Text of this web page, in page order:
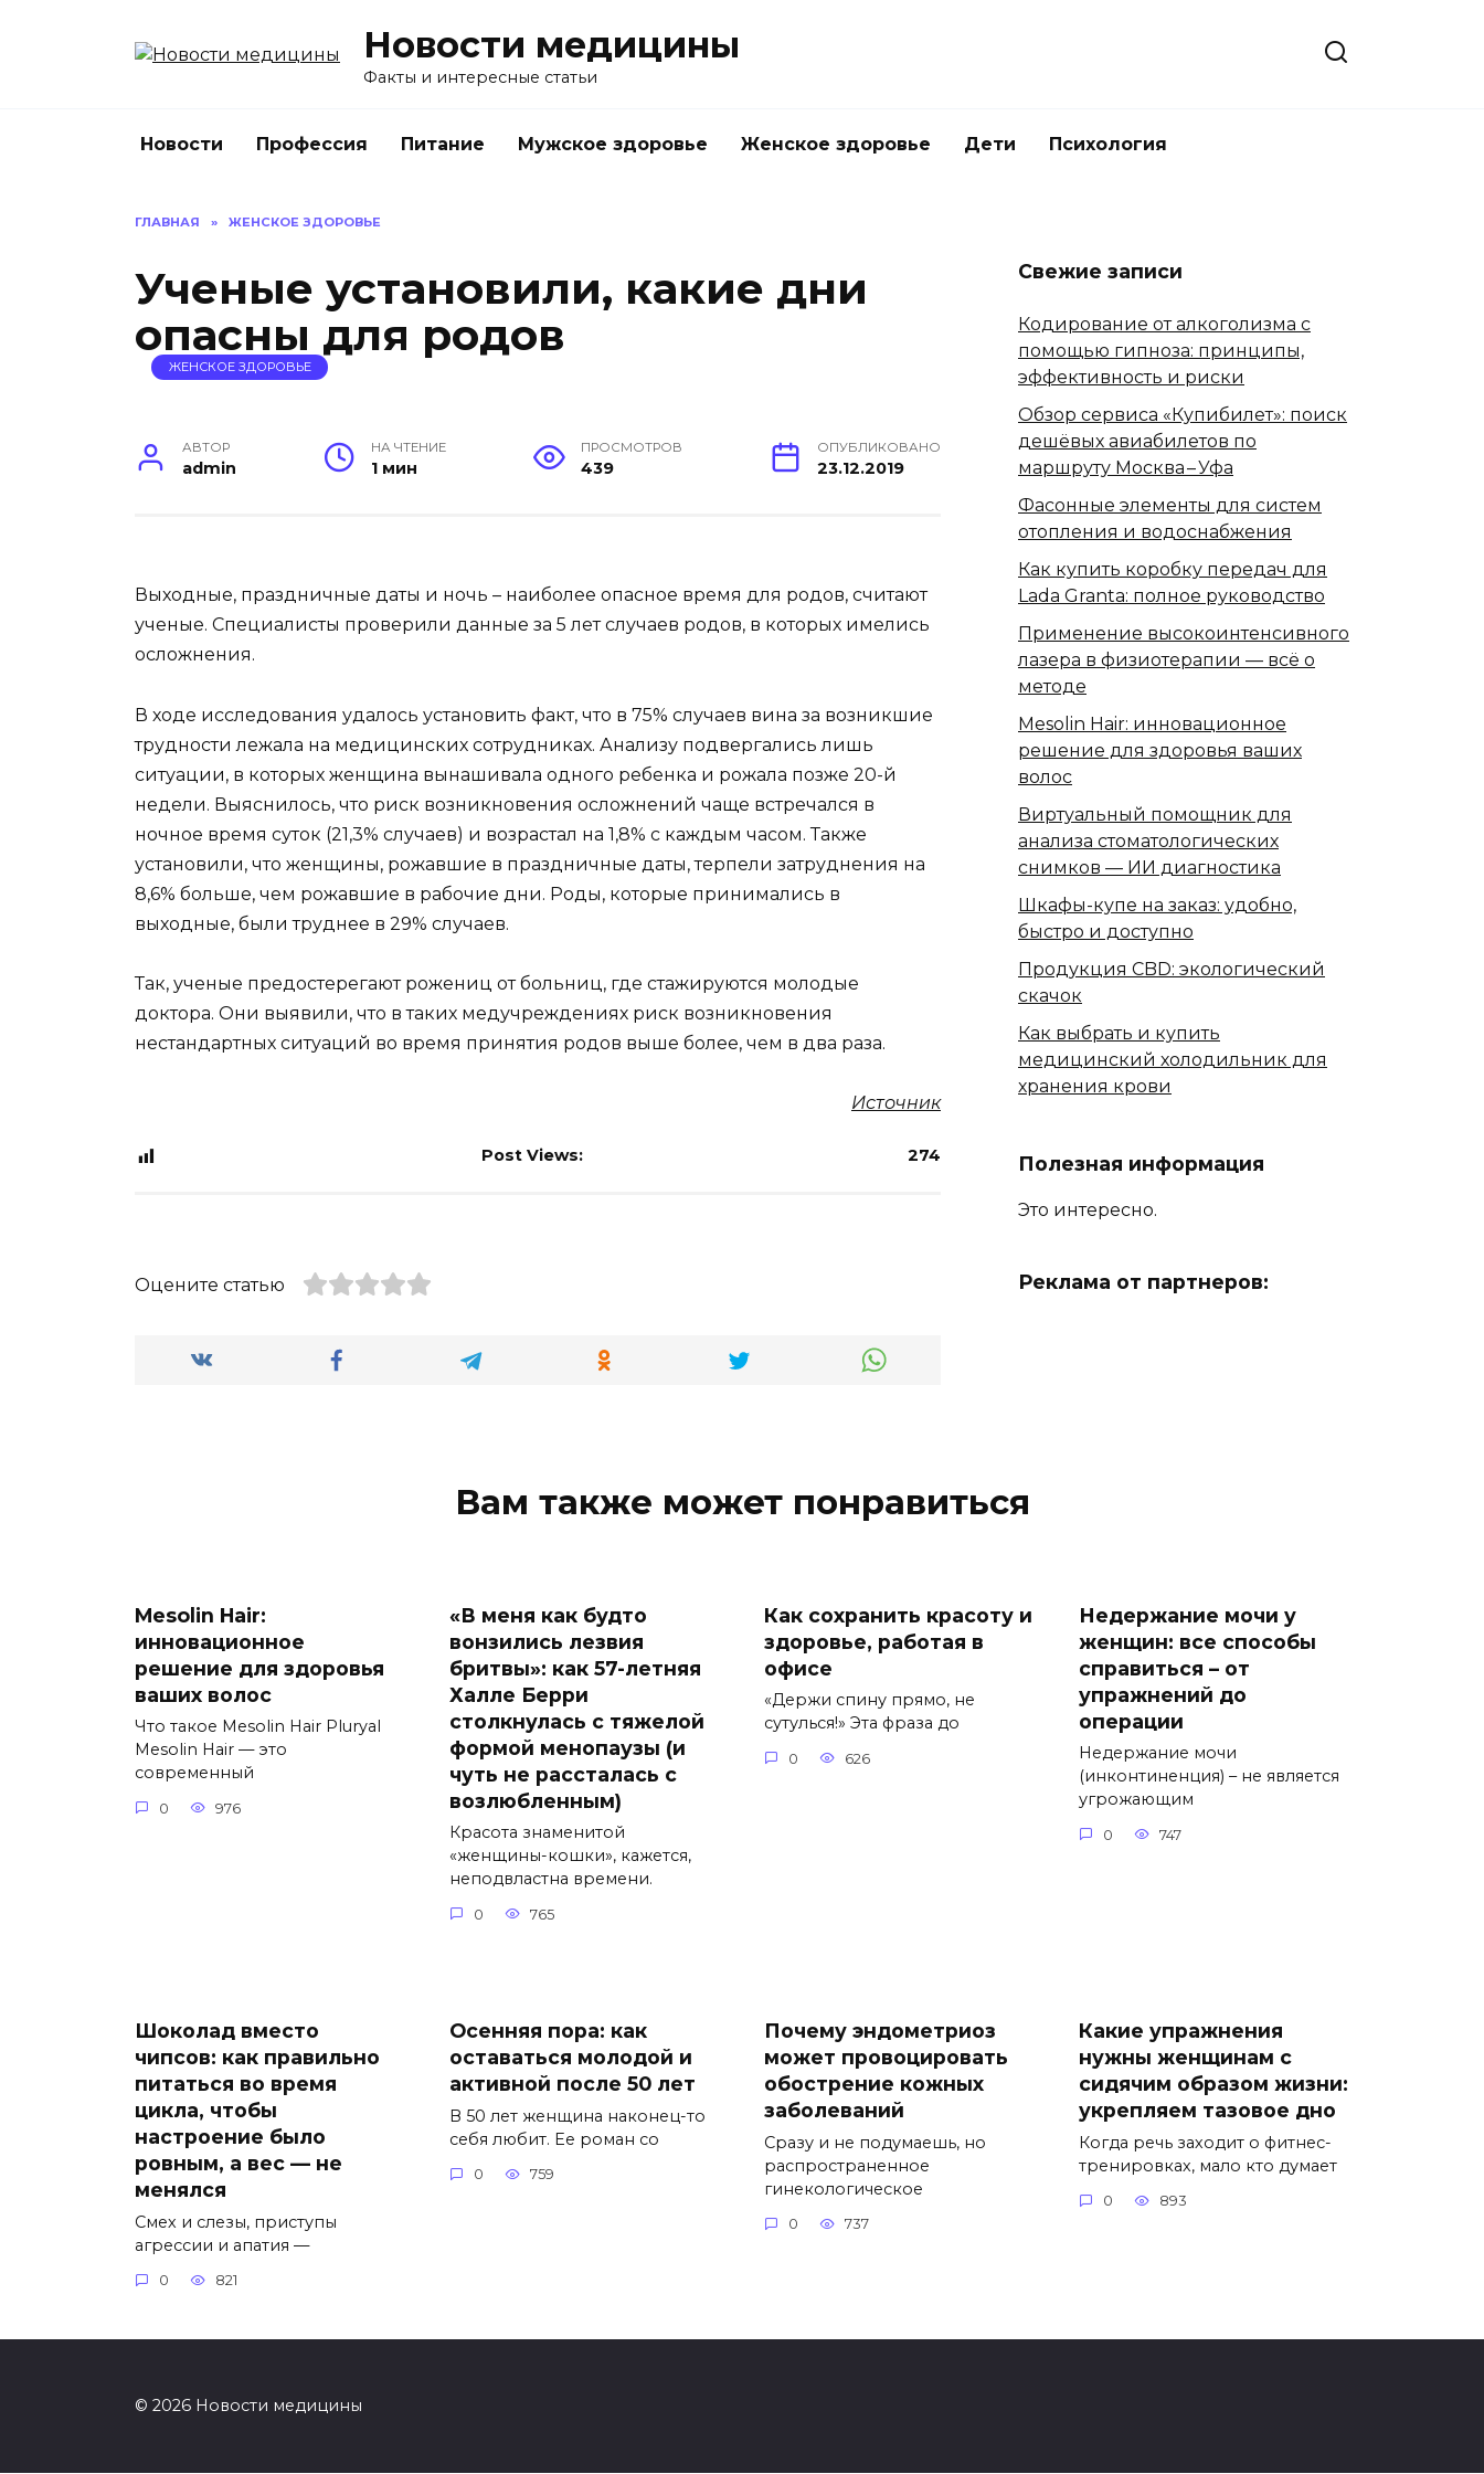
Новости медицины
Факты и интересные статьи
Новости Профессия Питание Мужское здоровье Женское здоровье Дети Психология
ГЛАВНАЯ » ЖЕНСКОЕ ЗДОРОВЬЕ
Ученые установили, какие дни
опасны для родов
ЖЕНСКОЕ ЗДОРОВЬЕ
АВТОР
admin
НА ЧТЕНИЕ
1 мин
ПРОСМОТРОВ
439
ОПУБЛИКОВАНО
23.12.2019
Выходные, праздничные даты и ночь – наиболее опасное время для родов, считают
ученые. Специалисты проверили данные за 5 лет случаев родов, в которых имелись
осложнения.
В ходе исследования удалось установить факт, что в 75% случаев вина за возникшие
трудности лежала на медицинских сотрудниках. Анализу подвергались лишь
ситуации, в которых женщина вынашивала одного ребенка и рожала позже 20-й
недели. Выяснилось, что риск возникновения осложнений чаще встречался в
ночное время суток (21,3% случаев) и возрастал на 1,8% с каждым часом. Также
установили, что женщины, рожавшие в праздничные даты, терпели затруднения на
8,6% больше, чем рожавшие в рабочие дни. Роды, которые принимались в
выходные, были труднее в 29% случаев.
Так, ученые предостерегают рожениц от больниц, где стажируются молодые
доктора. Они выявили, что в таких медучреждениях риск возникновения
нестандартных ситуаций во время принятия родов выше более, чем в два раза.
Источник
Post Views: 274
Оцените статью
Свежие записи
Кодирование от алкоголизма с
помощью гипноза: принципы,
эффективность и риски
Обзор сервиса «Купибилет»: поиск
дешёвых авиабилетов по
маршруту Москва – Уфа
Фасонные элементы для систем
отопления и водоснабжения
Как купить коробку передач для
Lada Granta: полное руководство
Применение высокоинтенсивного
лазера в физиотерапии — всё о
методе
Mesolin Hair: инновационное
решение для здоровья ваших
волос
Виртуальный помощник для
анализа стоматологических
снимков — ИИ диагностика
Шкафы-купе на заказ: удобно,
быстро и доступно
Продукция CBD: экологический
скачок
Как выбрать и купить
медицинский холодильник для
хранения крови
Полезная информация
Это интересно.
Реклама от партнеров:
Вам также может понравиться
Mesolin Hair:
инновационное
решение для здоровья
ваших волос
Что такое Mesolin Hair Pluryal
Mesolin Hair — это
современный
0 976
«В меня как будто
вонзились лезвия
бритвы»: как 57-летняя
Халле Берри
столкнулась с тяжелой
формой менопаузы (и
чуть не рассталась с
возлюбленным)
Красота знаменитой
«женщины-кошки», кажется,
неподвластна времени.
0 765
Как сохранить красоту и
здоровье, работая в
офисе
«Держи спину прямо, не
сутулься!» Эта фраза до
0 626
Недержание мочи у
женщин: все способы
справиться – от
упражнений до
операции
Недержание мочи
(инконтиненция) – не является
угрожающим
0 747
Шоколад вместо
чипсов: как правильно
питаться во время
цикла, чтобы
настроение было
ровным, а вес — не
менялся
Смех и слезы, приступы
агрессии и апатия —
0 821
Осенняя пора: как
оставаться молодой и
активной после 50 лет
В 50 лет женщина наконец-то
себя любит. Ее роман со
0 759
Почему эндометриоз
может провоцировать
обострение кожных
заболеваний
Сразу и не подумаешь, но
распространенное
гинекологическое
0 737
Какие упражнения
нужны женщинам с
сидячим образом жизни:
укрепляем тазовое дно
Когда речь заходит о фитнес-
тренировках, мало кто думает
0 893
© 2026 Новости медицины